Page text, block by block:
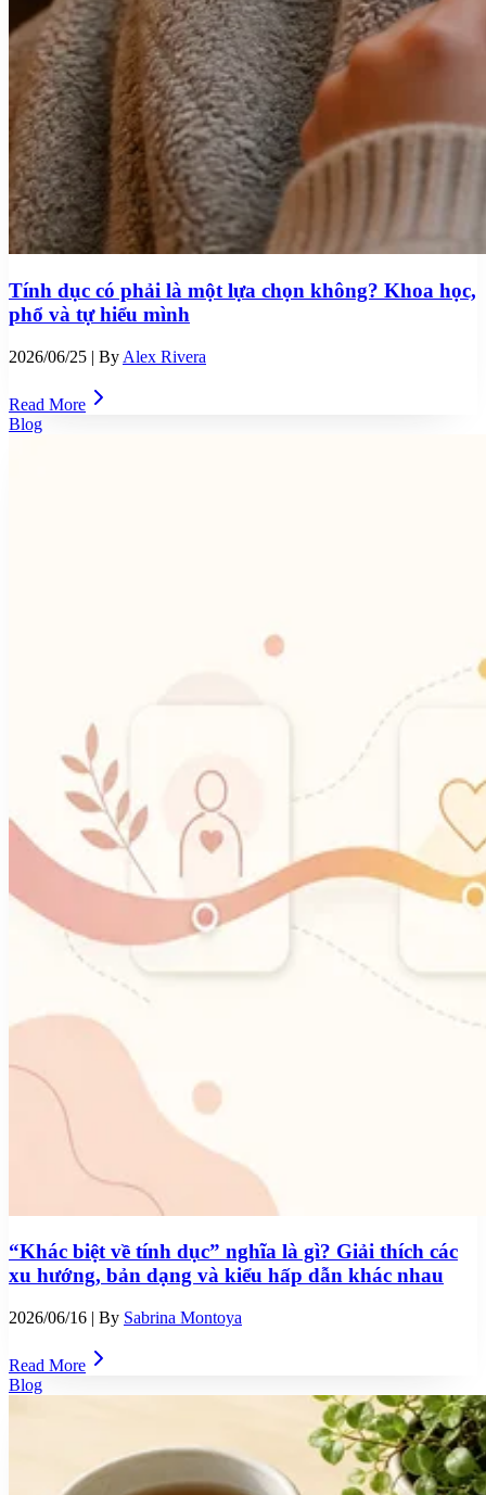
Tính dục có phải là một lựa chọn không? Khoa học,
phổ và tự hiểu mình
2026/06/25 | By Alex Rivera
Read More
Blog
“Khác biệt về tính dục” nghĩa là gì? Giải thích các
xu hướng, bản dạng và kiểu hấp dẫn khác nhau
2026/06/16 | By Sabrina Montoya
Read More
Blog